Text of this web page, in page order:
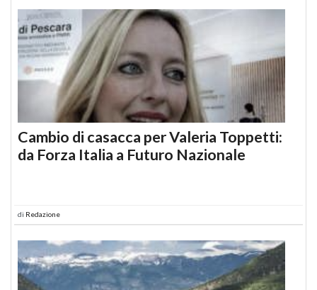
Cambio di casacca per Valeria Toppetti:
da Forza Italia a Futuro Nazionale
di Redazione